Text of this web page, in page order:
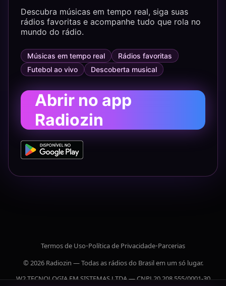
Descubra músicas em tempo real, siga suas
rádios favoritas e acompanhe tudo que rola no
mundo do rádio.
Músicas em tempo real
Rádios favoritas
Futebol ao vivo
Descoberta musical
Abrir no app
Radiozin
Termos de Uso•Política de Privacidade•Parcerias
© 2026 Radiozin — Todas as rádios do Brasil em um só lugar.
W2 TECNOLOGIA EM SISTEMAS LTDA — CNPJ 20.208.555/0001-30